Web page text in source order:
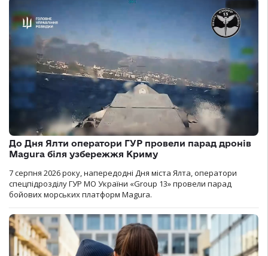
До Дня Ялти оператори ГУР провели парад дронів
Magura біля узбережжя Криму
7 серпня 2026 року, напередодні Дня міста Ялта, оператори
спецпідрозділу ГУР МО України «Group 13» провели парад
бойових морських платформ Magura.